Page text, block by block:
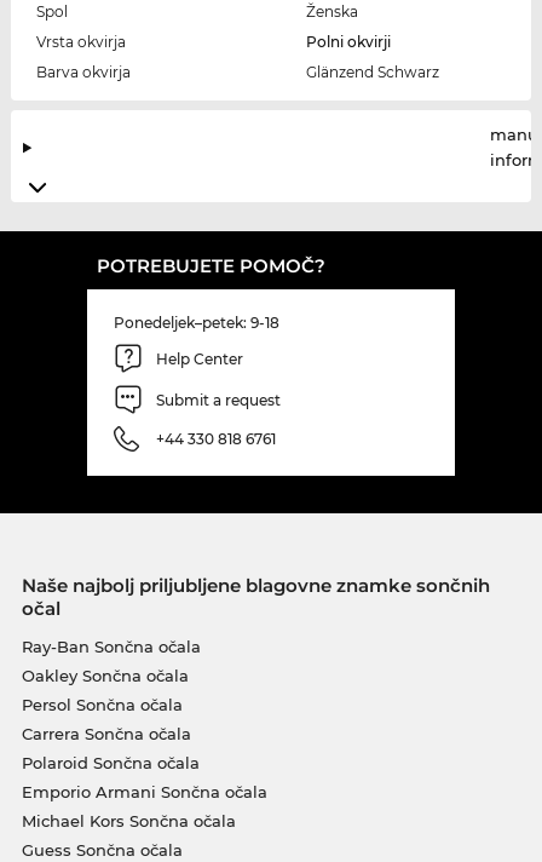
Spol
Ženska
Vrsta okvirja
Polni okvirji
Barva okvirja
Glänzend Schwarz
POTREBUJETE POMOČ?
Ponedeljek–petek: 9-18
Help Center
Submit a request
+44 330 818 6761
Naše najbolj priljubljene blagovne znamke sončnih
očal
Ray-Ban Sončna očala
Oakley Sončna očala
Persol Sončna očala
Carrera Sončna očala
Polaroid Sončna očala
Emporio Armani Sončna očala
Michael Kors Sončna očala
Guess Sončna očala